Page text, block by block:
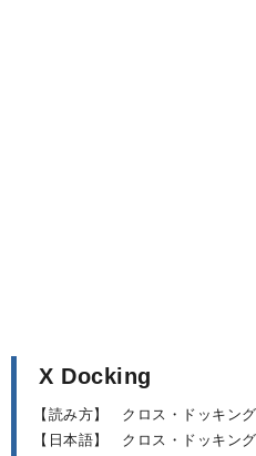
X Docking
【読み方】
クロス・ドッキング
【日本語】
クロス・ドッキング